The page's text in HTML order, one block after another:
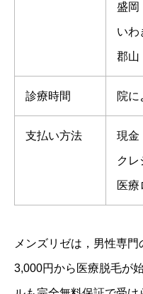
盛岡
いわ
郡山
診療時間 院に
支払い方法 現金
クレ
医療
メンズリゼは，男性専
3,000円から医療脱毛が